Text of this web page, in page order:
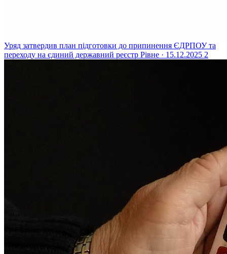
Уряд затвердив план підготовки до припинення ЄДРПОУ та
переходу на єдиний державний реєстр Рівне · 15.12.2025 2